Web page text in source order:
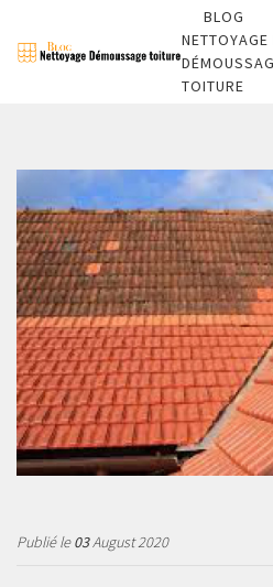
BLOG
NETTOYAGE
TOITURE
Publié le03August 2020